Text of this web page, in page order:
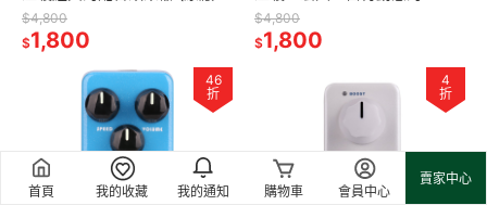
首頁 我的收藏 我的通知 購物車 會員中心
賣家中心
固)
$4,800
$1,800
代失真效果器(原廠保固)
$4,800
$1,800
46
折
4
折